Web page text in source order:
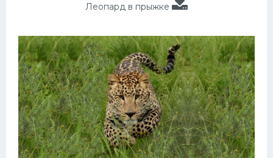
Леопард в прыжке